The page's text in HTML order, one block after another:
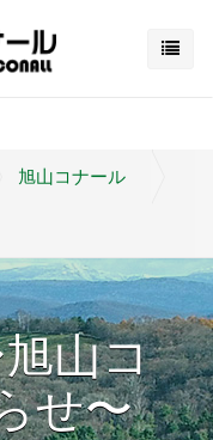
旭山コナール
山コ
せ〜